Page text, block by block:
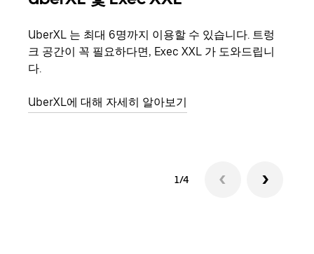
UberXL 는 최대 6명까지 이용할 수 있습니다. 트렁
크 공간이 꼭 필요하다면, Exec XXL 가 도와드립니
다.
UberXL에 대해 자세히 알아보기
1/4